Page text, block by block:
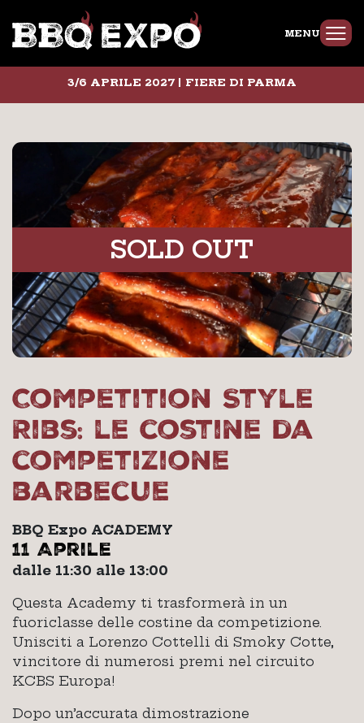
MENU
3/6 APRILE 2027 | FIERE DI PARMA
SOLD OUT
Competition Style
Ribs: le costine da
competizione
barbecue
BBQ Expo ACADEMY
11 Aprile
dalle 11:30 alle 13:00
Questa Academy ti trasformerà in un
fuoriclasse delle costine da competizione.
Unisciti a Lorenzo Cottelli di Smoky Cotte,
vincitore di numerosi premi nel circuito
KCBS Europa!
Dopo un’accurata dimostrazione